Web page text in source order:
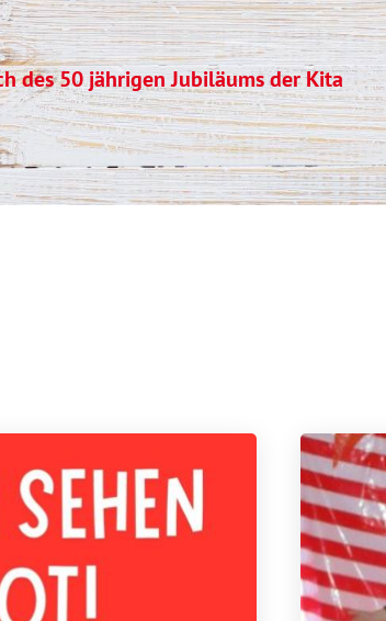
des 50 jährigen Jubiläums der Kita